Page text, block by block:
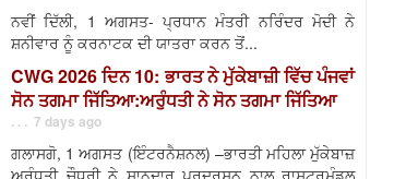
ਨਵੀਂ ਦਿੱਲੀ, 1 ਅਗਸਤ- ਪ੍ਰਧਾਨ ਮੰਤਰੀ ਨਰਿੰਦਰ ਮੋਦੀ ਨੇ
ਸ਼ਨੀਵਾਰ ਨੂੰ ਕਰਨਾਟਕ ਦੀ ਯਾਤਰਾ ਕਰਨ ਤੋਂ...
CWG 2026 ਦਿਨ 10: ਭਾਰਤ ਨੇ ਮੁੱਕੇਬਾਜ਼ੀ ਵਿੱਚ ਪੰਜਵਾਂ
ਸੋਨ ਤਗਮਾ ਜਿੱਤਿਆ:ਅਰੁੰਧਤੀ ਨੇ ਸੋਨ ਤਗਮਾ ਜਿੱਤਿਆ
. . . 7 days ago
ਗਲਾਸਗੋ, 1 ਅਗਸਤ (ਇੰਟਰਨੈਸ਼ਨਲ) –ਭਾਰਤੀ ਮਹਿਲਾ ਮੁੱਕੇਬਾਜ਼
ਅਰੁੰਧਤੀ ਚੌਧਰੀ ਨੇ ਸ਼ਾਨਦਾਰ ਪ੍ਰਦਰਸ਼ਨ ਨਾਲ ਰਾਸ਼ਟਰਮੰਡਲ